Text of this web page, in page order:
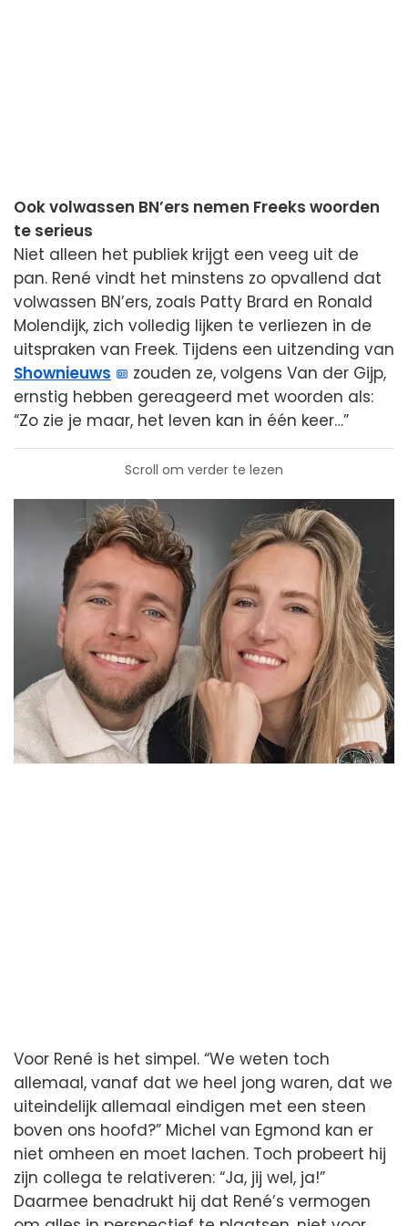
Ook volwassen BN’ers nemen Freeks woorden
te serieus
Niet alleen het publiek krijgt een veeg uit de
pan. René vindt het minstens zo opvallend dat
volwassen BN’ers, zoals Patty Brard en Ronald
Molendijk, zich volledig lijken te verliezen in de
uitspraken van Freek. Tijdens een uitzending van
Shownieuws
zouden ze, volgens Van der Gijp,
ernstig hebben gereageerd met woorden als:
“Zo zie je maar, het leven kan in één keer…”
Scroll om verder te lezen
Voor René is het simpel. “We weten toch
allemaal, vanaf dat we heel jong waren, dat we
uiteindelijk allemaal eindigen met een steen
boven ons hoofd?” Michel van Egmond kan er
niet omheen en moet lachen. Toch probeert hij
zijn collega te relativeren: “Ja, jij wel, ja!”
Daarmee benadrukt hij dat René’s vermogen